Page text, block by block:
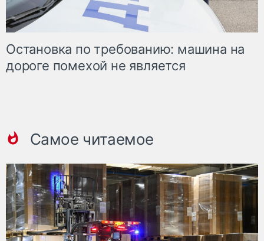
Остановка по требованию: машина на
дороге помехой не является
Самое читаемое